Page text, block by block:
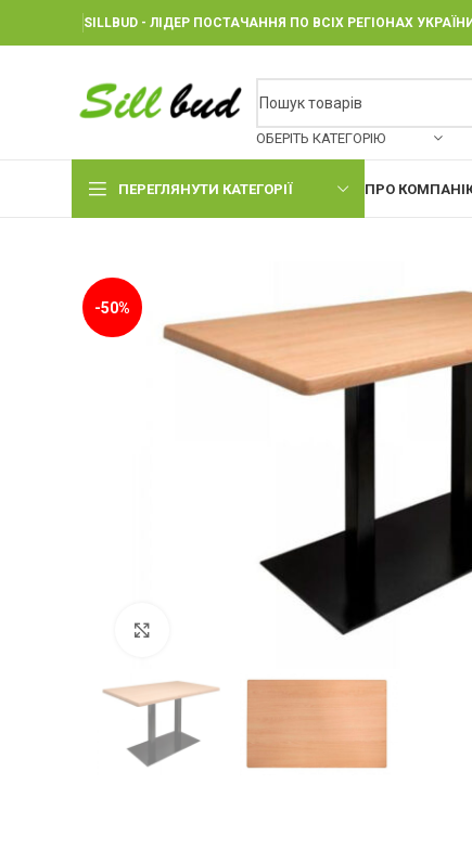
SILLBUD - ЛІДЕР ПОСТАЧАННЯ ПО ВСІХ РЕГІОНАХ УКРАЇНИ
ОБЕРІТЬ КАТЕГОРІЮ
ПЕРЕГЛЯНУТИ КАТЕГОРІЇ ПРО
-50%